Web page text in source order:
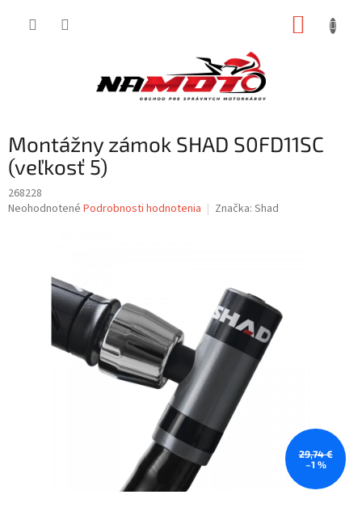
Montážny zámok SHAD S0FD11SC
(veľkosť 5)
268228
Priemerné
hviezdičiek.
Neohodnotené Podrobnosti hodnotenia Značka: Shad
29,74 €
–1 %